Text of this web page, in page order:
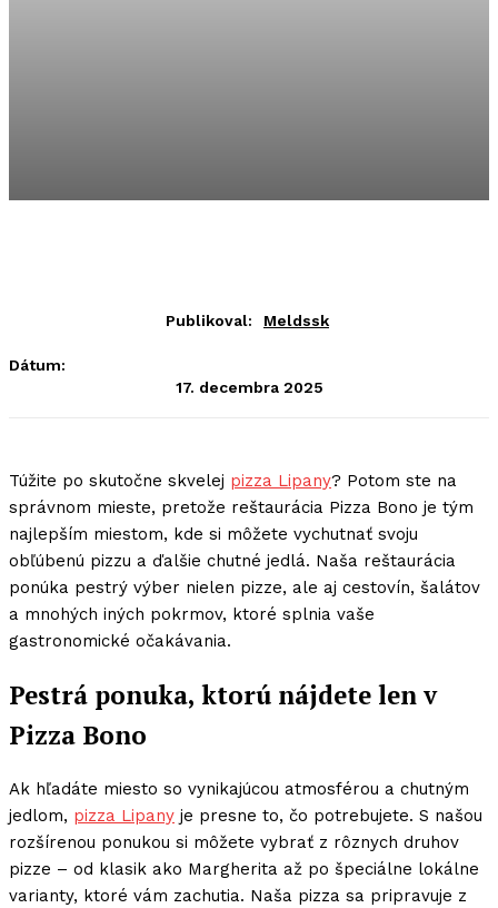
Publikoval: Meldssk
Dátum:
17. decembra 2025
Túžite po skutočne skvelej pizza Lipany? Potom ste na
správnom mieste, pretože reštaurácia Pizza Bono je tým
najlepším miestom, kde si môžete vychutnať svoju
obľúbenú pizzu a ďalšie chutné jedlá. Naša reštaurácia
ponúka pestrý výber nielen pizze, ale aj cestovín, šalátov
a mnohých iných pokrmov, ktoré splnia vaše
gastronomické očakávania.
Pestrá ponuka, ktorú nájdete len v
Pizza Bono
Ak hľadáte miesto so vynikajúcou atmosférou a chutným
jedlom, pizza Lipany je presne to, čo potrebujete. S našou
rozšírenou ponukou si môžete vybrať z rôznych druhov
pizze – od klasik ako Margherita až po špeciálne lokálne
varianty, ktoré vám zachutia. Naša pizza sa pripravuje z